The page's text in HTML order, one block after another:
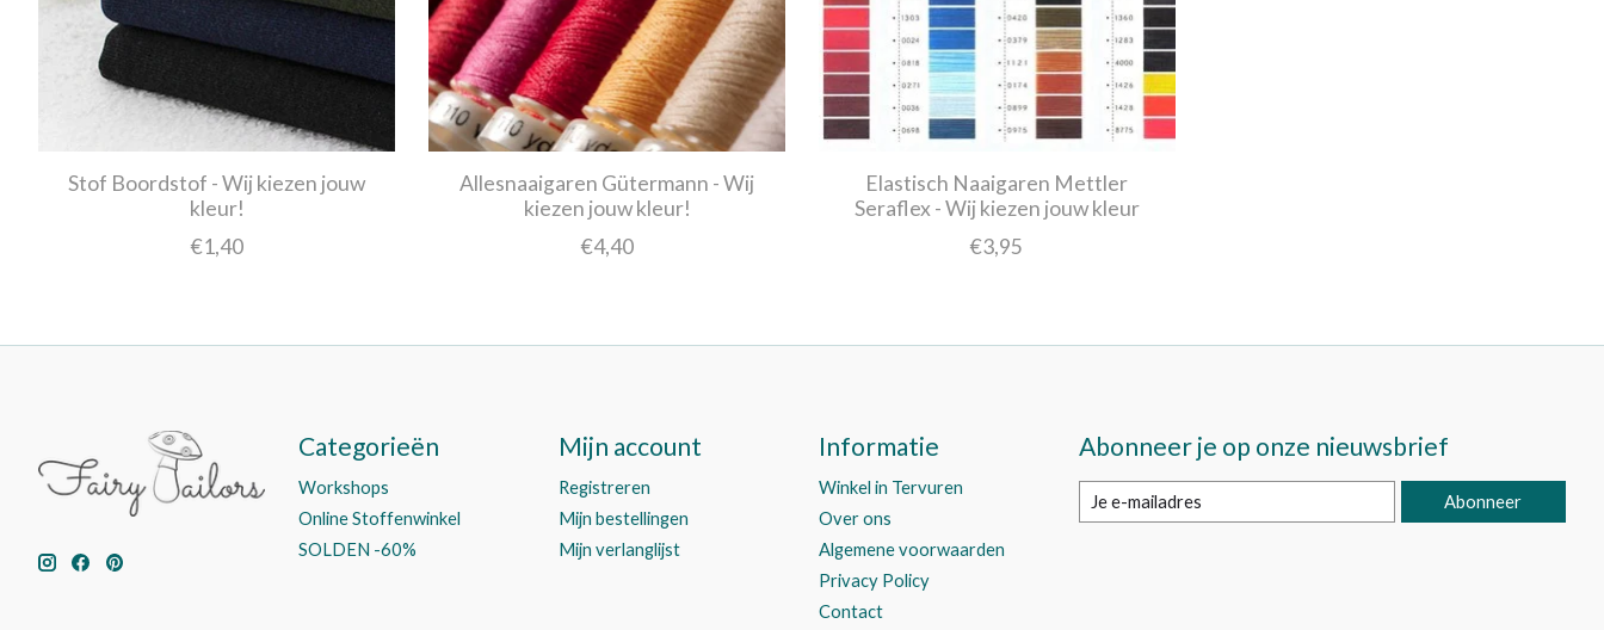
Stof Boordstof - Wij kiezen jouw
kleur!
€1,40
Allesnaaigaren Gütermann - Wij
kiezen jouw kleur!
€4,40
Elastisch Naaigaren Mettler
Seraflex - Wij kiezen jouw kleur
€3,95
Categorieën
Workshops
Online Stoffenwinkel
SOLDEN -60%
Mijn account
Registreren
Mijn bestellingen
Mijn verlanglijst
Informatie
Winkel in Tervuren
Over ons
Algemene voorwaarden
Privacy Policy
Contact
Abonneer je op onze nieuwsbrief
Abonneer